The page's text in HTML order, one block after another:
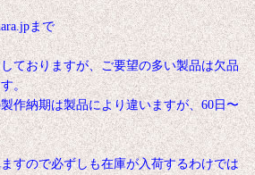
まで
ておりますが、ご要望の多い製品は欠品
。
作納期は製品により違いますが、60日〜
すので必ずしも在庫が入荷するわけでは